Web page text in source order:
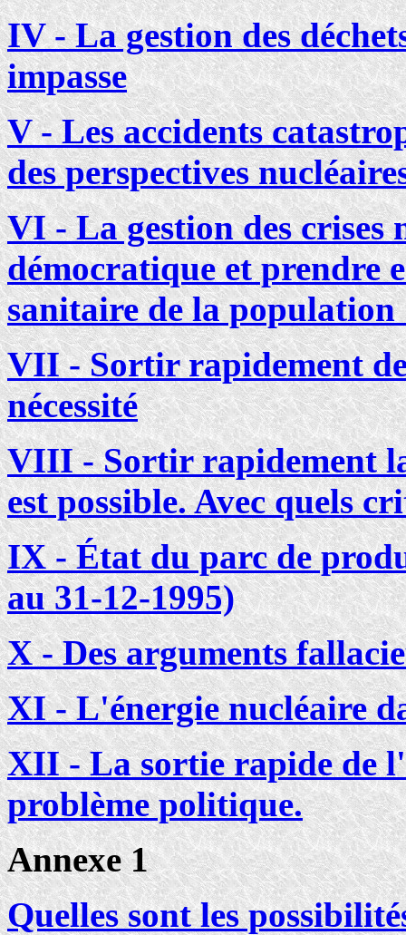
IV - La gestion des
impasse
V - Les accidents
des perspectives
VI - La gestion des crises
démocratique et prendre
sanitaire de la population
VII - Sortir rapidement
nécessité
VIII - Sortir rapidement
est possible. Avec quels
IX - État du parc de
au 31-12-1995)
X - Des arguments
XI - L'énergie nucléaire
XII - La sortie rapide de
problème politique.
Annexe 1
Quelles sont les